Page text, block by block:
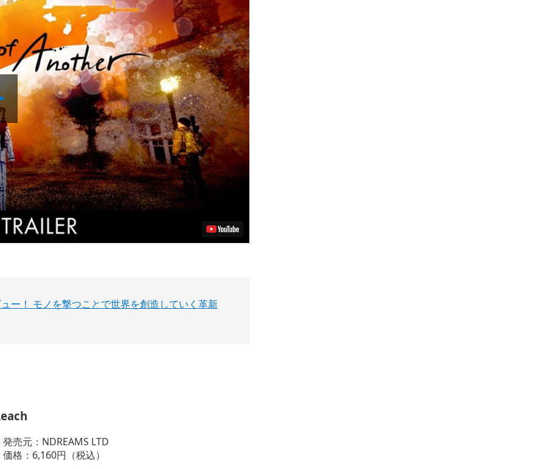
Play
Video
ー！ モノを撃つことで世界を創造していく革新
発売元：NDREAMS LTD
格：6,160円（税込）